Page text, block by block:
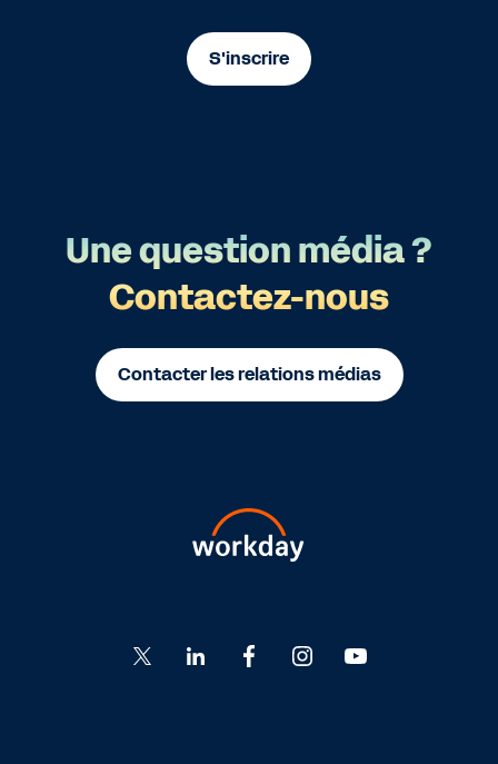
S'inscrire
Une question média ?
Contactez-nous
Contacter les relations médias
Go
to
to
Go
to
Go
to
to